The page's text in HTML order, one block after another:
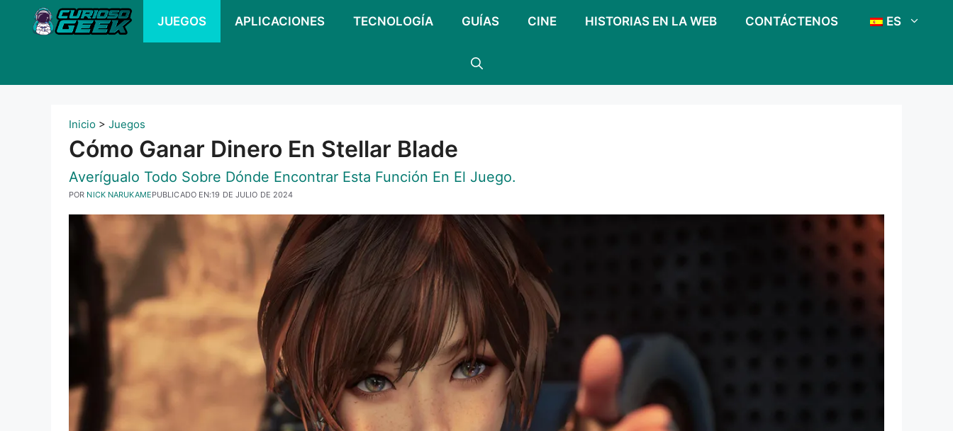
JUEGOS APLICACIONES TECNOLOGÍA GUÍAS CINE HISTORIAS EN LA WEB CONTÁCTENOS ES
Inicio > Juegos
Cómo Ganar Dinero En Stellar Blade
Averígualo Todo Sobre Dónde Encontrar Esta Función En El Juego.
PUBLICADO EN:19 DE JULIO DE 2024
POR NICK NARUKAME